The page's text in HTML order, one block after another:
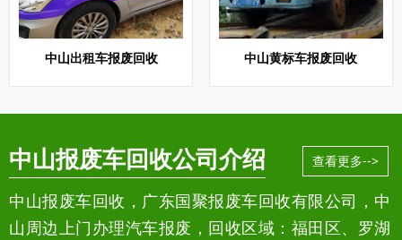
中山出租车报废回收 中山黄标车报废回收
中山报废车回收公司介绍 查看更多-->
中山报废车回收，广东国聚报废车回收有限公司，中
山周边上门办理汽车报废，回收区域：福田区、罗湖